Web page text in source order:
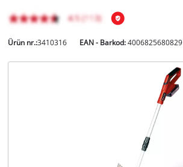
Ürün nr.:3410316 EAN - Barkod:4006825680829